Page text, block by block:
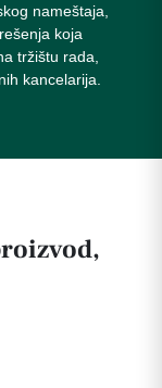
nameštaja,
koja
tržištu rada,
kancelarija.